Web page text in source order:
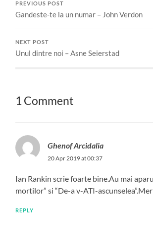
PREVIOUS POST
Gandeste-te la un numar – John Verdon
NEXT POST
Unul dintre noi – Asne Seierstad
1 Comment
Ghenof Arcidalia
20 Apr 2019 at 00:37
Ian Rankin scrie foarte bine.Au mai
mortilor” si “De-a v-ATI-
REPLY